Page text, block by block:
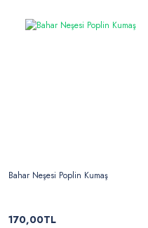
Bahar Neşesi Poplin Kumaş
170,00TL